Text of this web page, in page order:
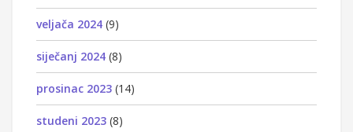
veljača 2024 (9)
siječanj 2024 (8)
prosinac 2023 (14)
studeni 2023 (8)